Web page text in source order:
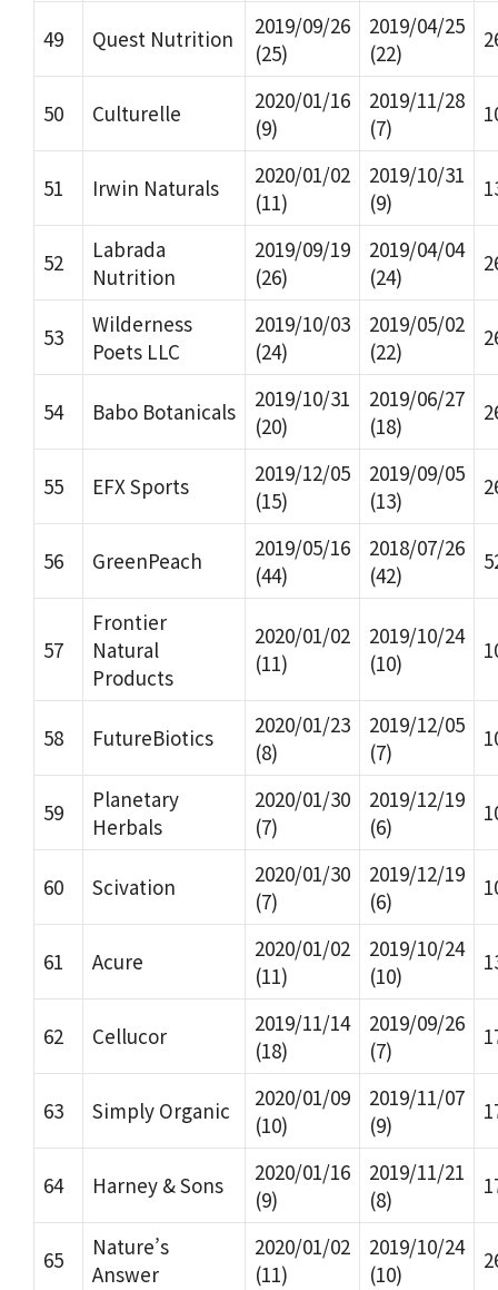
49 Quest Nutrition
2019/09/26
(25)
2019/04/25
(22)
50 Culturelle
2020/01/16
(9)
2019/11/28
(7)
51 Irwin Naturals
2020/01/02
(11)
2019/10/31
(9)
52
Labrada
Nutrition
2019/09/19
(26)
2019/04/04
(24)
53
Wilderness
Poets LLC
2019/10/03
(24)
2019/05/02
(22)
54 Babo Botanicals
2019/10/31
(20)
2019/06/27
(18)
55 EFX Sports
2019/12/05
(15)
2019/09/05
(13)
56 GreenPeach
2019/05/16
(44)
2018/07/26
(42)
57
Frontier
Natural
Products
2020/01/02
(11)
2019/10/24
(10)
58 FutureBiotics
2020/01/23
(8)
2019/12/05
(7)
59
Planetary
Herbals
2020/01/30
(7)
2019/12/19
(6)
60 Scivation
2020/01/30
(7)
2019/12/19
(6)
61 Acure
2020/01/02
(11)
2019/10/24
(10)
62 Cellucor
2019/11/14
(18)
2019/09/26
(7)
63 Simply Organic
2020/01/09
(10)
2019/11/07
(9)
64 Harney & Sons
2020/01/16
(9)
2019/11/21
(8)
65
Nature’s
Answer
2020/01/02
(11)
2019/10/24
(10)